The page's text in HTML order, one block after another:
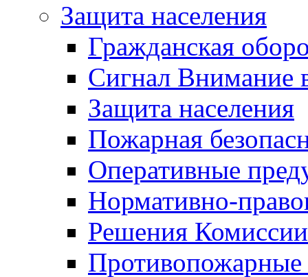
Защита населения
Гражданская
Сигнал Внимание
Защита населения
Пожарная
Оперативные
Нормативно-
Решения
Противопожарные